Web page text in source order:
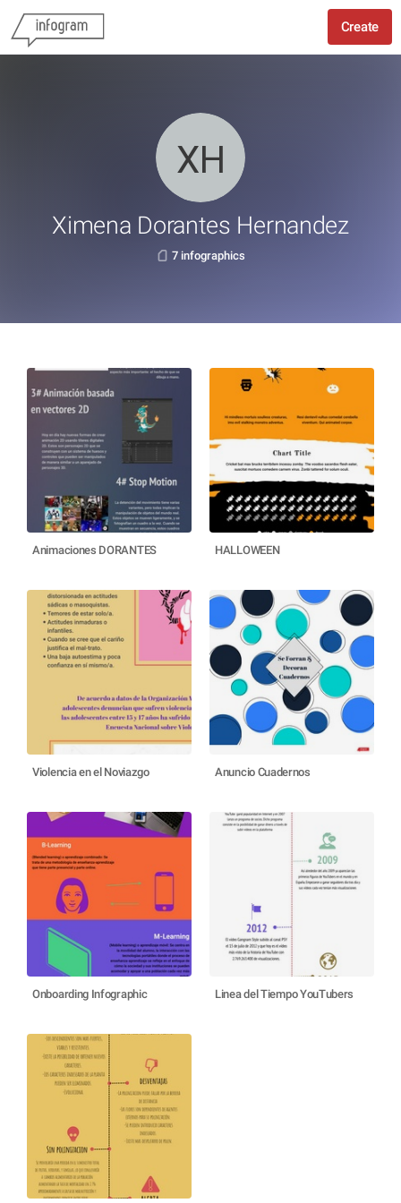
Create
Ximena Dorantes Hernandez
7 infographics
Animaciones DORANTES HALLOWEEN
Violencia en el Noviazgo Anuncio Cuadernos
Onboarding Infographic Linea del Tiempo YouTubers